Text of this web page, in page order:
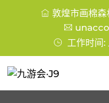
敦煌市画棉
工作时间